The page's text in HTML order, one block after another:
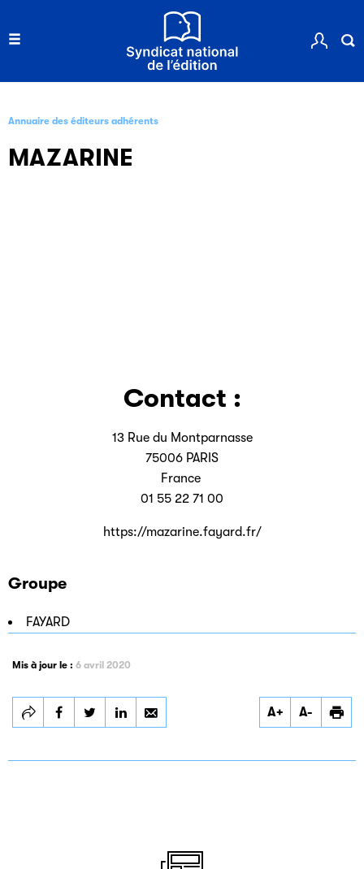
Annuaire des éditeurs adhérents
MAZARINE
Contact :
13 Rue du Montparnasse
75006 PARIS
France
01 55 22 71 00
https://mazarine.fayard.fr/
Groupe
FAYARD
Mis à jour le : 6 avril 2020
Partager
MAZARINE
Partager
MAZARINE
Partager
MAZARINE
A+ A-